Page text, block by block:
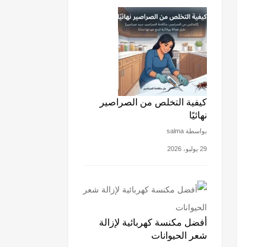
كيفية التخلص من الصراصير
نهائيًا
بواسطة salma
29 يوليو، 2026
أفضل مكنسة كهربائية لإزالة
شعر الحيوانات